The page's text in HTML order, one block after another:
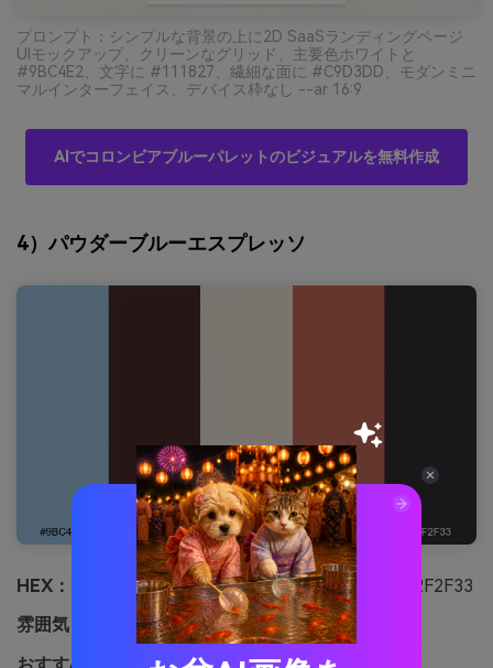
プロンプト：シンプルな背景の上に2D SaaSランディングページ
UIモックアップ、クリーンなグリッド、主要色ホワイトと
#9BC4E2、文字に #111827、繊細な面に #C9D3DD、モダンミニ
マルインターフェイス、デバイス枠なし --ar 16:9
AIでコロンビアブルーパレットのビジュアルを無料作成
4）パウダーブルーエスプレッソ
HEX：
#9BC4E2 #4B2E2A #F2E7DA #C86B5A #2F2F33
雰囲気：
居心地良い、ブティック、コントラスト